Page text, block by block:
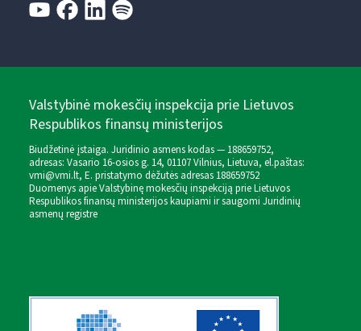
Valstybinė mokesčių inspekcija prie Lietuvos
Respublikos finansų ministerijos
Biudžetinė įstaiga. Juridinio asmens kodas — 188659752,
adresas: Vasario 16-osios g. 14, 01107 Vilnius, Lietuva, el.paštas:
vmi@vmi.lt, E. pristatymo dėžutės adresas 188659752
Duomenys apie Valstybinę mokesčių inspekciją prie Lietuvos
Respublikos finansų ministerijos kaupiami ir saugomi Juridinių
asmenų registre